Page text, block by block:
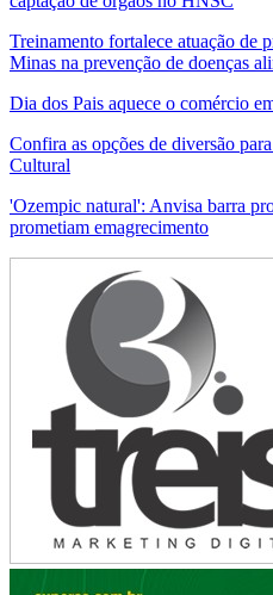
Treinamento fortalece atuação de
Minas na prevenção de doenças
Dia dos Pais aquece o comércio
Confira as opções de diversão
Cultural
'Ozempic natural': Anvisa barra
prometiam emagrecimento